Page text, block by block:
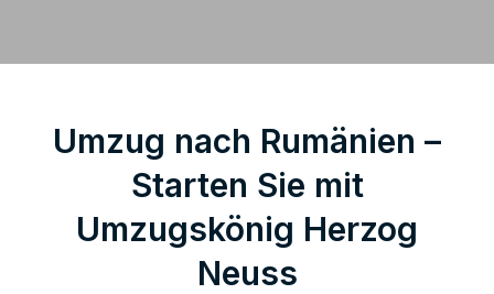
Umzug nach Rumänien –
Starten Sie mit
Umzugskönig Herzog
Neuss